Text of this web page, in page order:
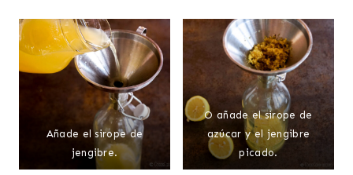
Añade el sirope de
jengibre.
O añade el sirope de
azúcar y el jengibre
picado.